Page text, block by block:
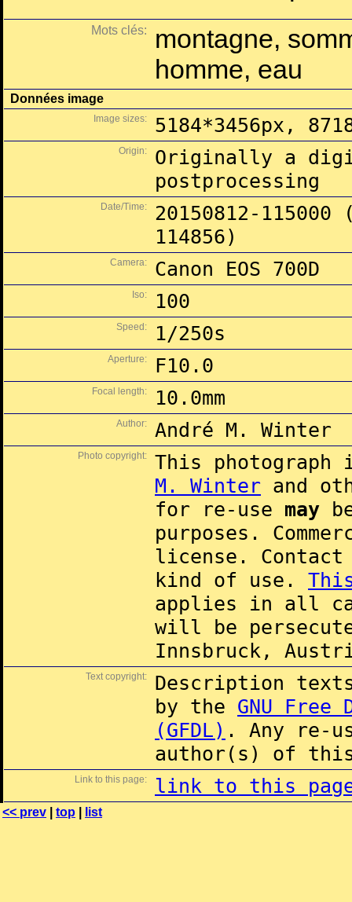
Mots clés:
montagne,
homme, eau
Données image
Image sizes: 5184*3456px,
Origin:
Originally a
postprocessing
Date/Time:
20150812-
114856)
Camera: Canon EOS 700D
Iso: 100
Speed: 1/250s
Aperture: F10.0
Focal length: 10.0mm
Author: André M. Winter
Photo copyright:
This
M. Winter and
for re-use may
purposes.
license.
kind of use.
applies in all
will be
Innsbruck,
Text copyright:
Description
by the GNU Free
(GFDL) . Any re-
author(s) of this
Link to this page: link to this
<< prev top list